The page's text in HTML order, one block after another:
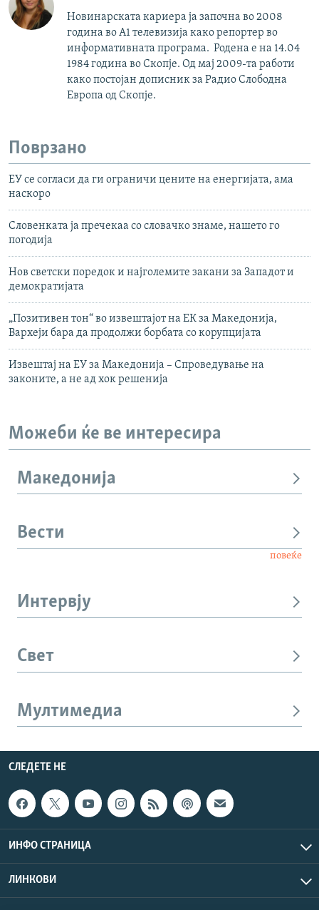
Новинарската кариера ја започна во 2008
година во А1 телевизија како репортер во
информативната програма. Родена е на 14.04
1984 година во Скопје. Од мај 2009-та работи
како постојан дописник за Радио Слободна
Европа од Скопје.
Поврзано
ЕУ се согласи да ги ограничи цените на енергијата, ама
наскоро
Словенката ја пречекаа со словачко знаме, нашето го
погодија
Нов светски поредок и најголемите закани за Западот и
демократијата
„Позитивен тон“ во извештајот на ЕК за Македонија,
Вархеји бара да продолжи борбата со корупцијата
Извештај на ЕУ за Македонија – Спроведување на
законите, а не ад хок решенија
Можеби ќе ве интересира
Македонија
Вести
повеќе
Интервју
Свет
Мултимедиа
СЛЕДЕТЕ НЕ
ИНФО СТРАНИЦА
ЛИНКОВИ